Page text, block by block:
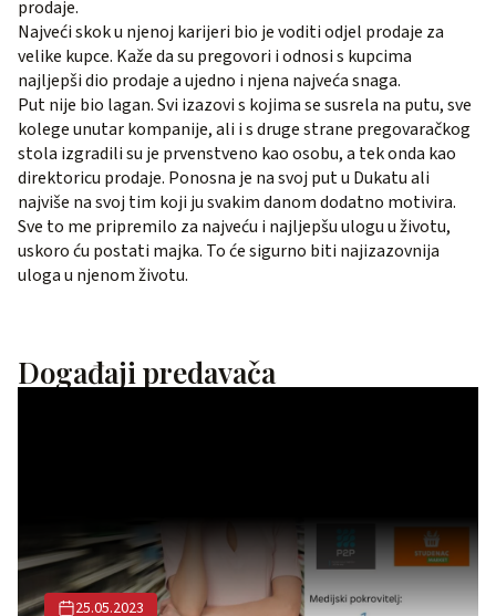
prodaje.
Najveći skok u njenoj karijeri bio je voditi odjel prodaje za
velike kupce. Kaže da su pregovori i odnosi s kupcima
najljepši dio prodaje a ujedno i njena najveća snaga.
Put nije bio lagan. Svi izazovi s kojima se susrela na putu, sve
kolege unutar kompanije, ali i s druge strane pregovaračkog
stola izgradili su je prvenstveno kao osobu, a tek onda kao
direktoricu prodaje. Ponosna je na svoj put u Dukatu ali
najviše na svoj tim koji ju svakim danom dodatno motivira.
Sve to me pripremilo za najveću i najljepšu ulogu u životu,
uskoro ću postati majka. To će sigurno biti najizazovnija
uloga u njenom životu.
Događaji predavača
25.05.2023